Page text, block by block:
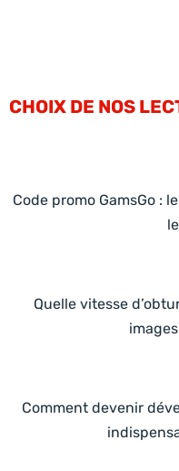
CHOIX DE NOS
Code promo GamsGo :
Quelle vitesse
Comment devenir